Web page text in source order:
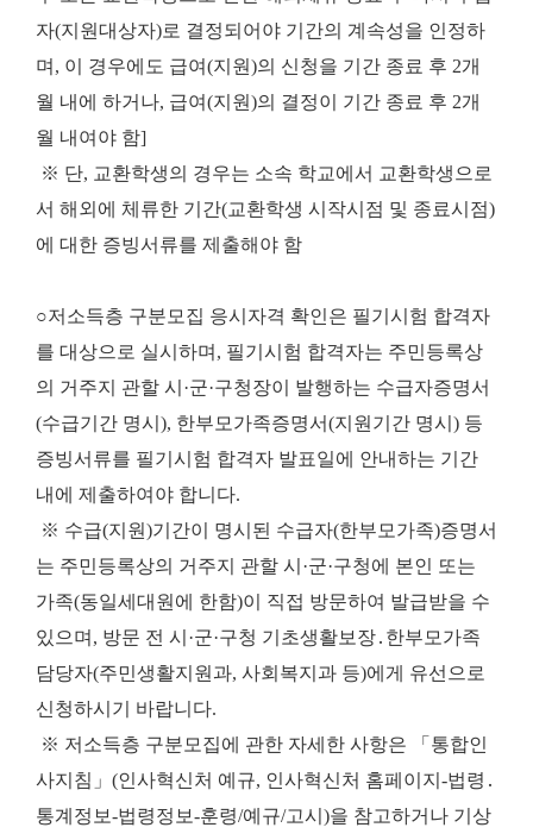
자(지원대상자)로 결정되어야 기간의 계속성을 인정하
며, 이 경우에도 급여(지원)의 신청을 기간 종료 후 2개
월 내에 하거나, 급여(지원)의 결정이 기간 종료 후 2개
월 내여야 함]
※ 단, 교환학생의 경우는 소속 학교에서 교환학생으로
서 해외에 체류한 기간(교환학생 시작시점 및 종료시점)
에 대한 증빙서류를 제출해야 함
○저소득층 구분모집 응시자격 확인은 필기시험 합격자
를 대상으로 실시하며, 필기시험 합격자는 주민등록상
의 거주지 관할 시·군·구청장이 발행하는 수급자증명서
(수급기간 명시), 한부모가족증명서(지원기간 명시) 등
증빙서류를 필기시험 합격자 발표일에 안내하는 기간
내에 제출하여야 합니다.
※ 수급(지원)기간이 명시된 수급자(한부모가족)증명서
는 주민등록상의 거주지 관할 시·군·구청에 본인 또는
가족(동일세대원에 한함)이 직접 방문하여 발급받을 수
있으며, 방문 전 시·군·구청 기초생활보장․한부모가족
담당자(주민생활지원과, 사회복지과 등)에게 유선으로
신청하시기 바랍니다.
※ 저소득층 구분모집에 관한 자세한 사항은 「통합인
사지침」(인사혁신처 예규, 인사혁신처 홈페이지-법령․
통계정보-법령정보-훈령/예규/고시)을 참고하거나 기상